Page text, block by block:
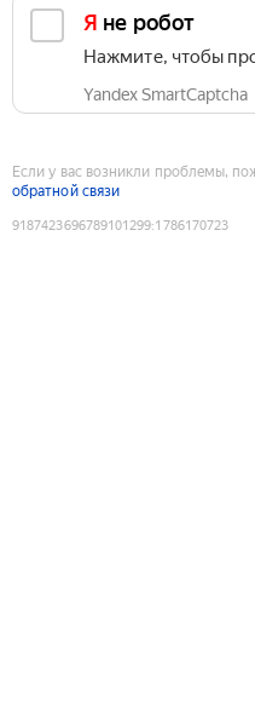
Я не робот
Нажмите, чтобы
Yandex SmartCaptcha
Если у вас возникли проблемы,
обратной связи
9187423696789101299:1786170723